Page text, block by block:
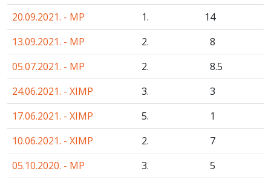
20.09.2021. - MP 1.
14
13.09.2021. - MP
2.
8
05.07.2021. - MP
2. 8.5
24.06.2021. - XIMP
3.
3
17.06.2021. - XIMP
5.
1
10.06.2021. - XIMP
2.
7
05.10.2020. - MP
3.
5